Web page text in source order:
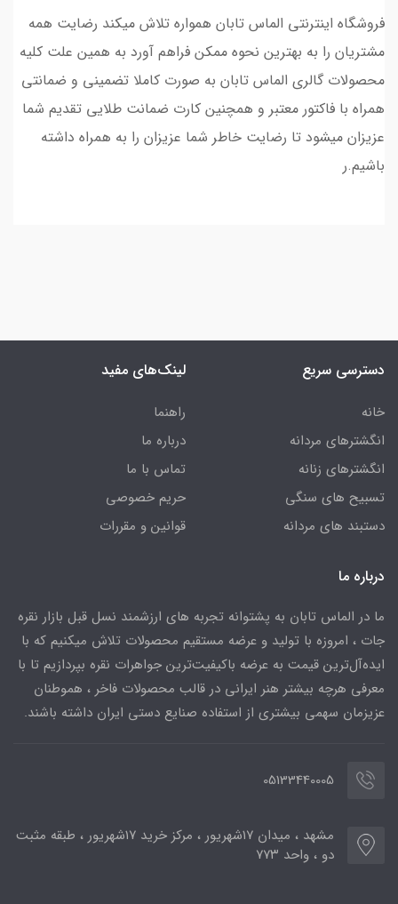
فروشگاه اینترنتی الماس تابان همواره تلاش میکند رضایت همه
مشتریان را به بهترین نحوه ممکن فراهم آورد به همین علت کلیه
محصولات گالری الماس تابان به صورت کاملا تضمینی و ضمانتی
همراه با فاکتور معتبر و همچنین کارت ضمانت طلایی تقدیم شما
عزیزان میشود تا رضایت خاطر شما عزیزان را به همراه داشته
باشیم.ر
دسترسی سریع
خانه
انگشترهای مردانه
انگشترهای زنانه
تسبیح های سنگی
دستبند های مردانه
لینک‌های مفید
راهنما
درباره ما
تماس با ما
حریم خصوصی
قوانین و مقررات
درباره ما
ما در الماس تابان به پشتوانه تجربه های ارزشمند نسل قبل بازار نقره
جات ، امروزه با تولید و عرضه مستقیم محصولات تلاش میکنیم که با
ایده‌آل‌ترین قیمت به عرضه باکیفیت‌ترین جواهرات نقره بپردازیم تا با
معرفی هرچه بیشتر هنر ایرانی در قالب محصولات فاخر ، هموطنان
عزیزمان سهمی بیشتری از استفاده صنایع دستی ایران داشته باشند.
05133440005
مشهد ، میدان ۱۷شهریور ، مرکز خرید ۱۷شهریور ، طبقه مثبت
دو ، واحد ۷۷۳